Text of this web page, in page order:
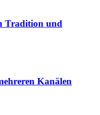
Tradition und
Kanälen